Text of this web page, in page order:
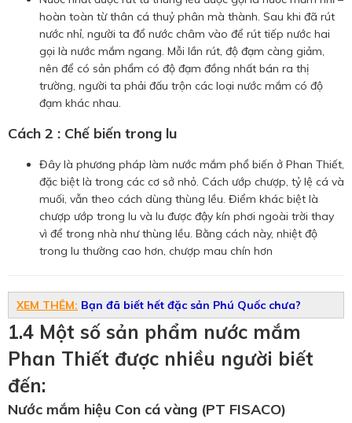
hoàn toàn từ thân cá thuỷ phân mà thành. Sau khi đã rút
nước nhỉ, người ta đổ nước châm vào để rút tiếp nước hai
gọi là nước mắm ngang. Mỗi lần rút, độ đạm càng giảm,
nên để có sản phẩm có độ đạm đồng nhất bán ra thị
trường, người ta phải đấu trộn các loại nước mắm có độ
đạm khác nhau.
Cách 2 : Chế biến trong lu
Đây là phương pháp làm nước mắm phổ biến ở Phan Thiết,
đặc biệt là trong các cơ sở nhỏ. Cách ướp chượp, tỷ lệ cá và
muối, vẫn theo cách dùng thùng lều. Điểm khác biệt là
chượp ướp trong lu và lu được đậy kín phơi ngoài trời thay
vì để trong nhà như thùng lều. Bằng cách này, nhiệt độ
trong lu thường cao hơn, chượp mau chín hơn
XEM THÊM: Bạn đã biết hết đặc sản Phú Quốc chưa?
1.4 Một số sản phẩm nước mắm
Phan Thiết được nhiều người biết
đến:
Nước mắm hiệu Con cá vàng (PT FISACO)